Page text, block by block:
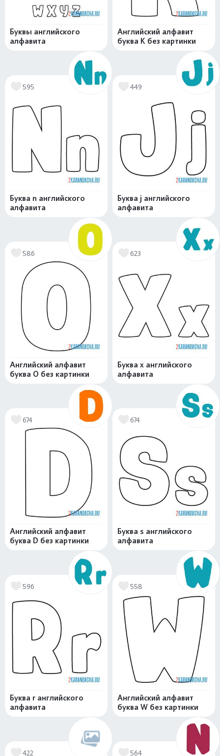
Буквы английского
алфавита
Английский алфавит
буква K без картинки
595
Буква n английского
алфавита
449
Буква j английского
алфавита
586
Английский алфавит
буква O без картинки
623
Буква x английского
алфавита
674
Английский алфавит
буква D без картинки
674
Буква s английского
алфавита
596
Буква r английского
алфавита
558
Английский алфавит
буква W без картинки
422 564